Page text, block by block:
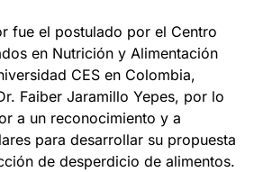
fue el postulado por el Centro
en Nutrición y Alimentación
CES en Colombia,
Faiber Jaramillo Yepes, por lo
a un reconocimiento y a
para desarrollar su propuesta
de desperdicio de alimentos.